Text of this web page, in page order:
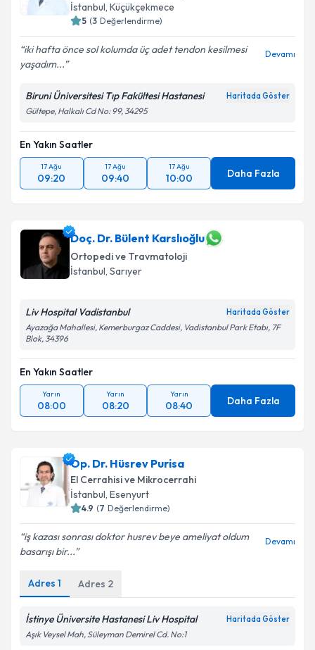
İstanbul, Küçükçekmece
5 (3 Değerlendirme)
iki hafta önce sol kolumda üç adet tendon kesilmesi
yaşadım...
Devamı
Biruni Üniversitesi Tıp Fakültesi Hastanesi Haritada Göster
Gültepe, Halkalı Cd No: 99, 34295
En Yakın Saatler
17 Ağu
09:20
17 Ağu
09:40
17 Ağu
10:00 Daha Fazla
Doç. Dr. Bülent Karslıoğlu
Ortopedi ve Travmatoloji
İstanbul, Sarıyer
Liv Hospital Vadistanbul Haritada Göster
Ayazağa Mahallesi, Kemerburgaz Caddesi, Vadistanbul Park Etabı, 7F
Blok, 34396
En Yakın Saatler
Yarın
08:00
Yarın
08:20
Yarın
08:40 Daha Fazla
Op. Dr. Hüsrev Purisa
El Cerrahisi ve Mikrocerrahi
İstanbul, Esenyurt
4.9 (7 Değerlendirme)
iş kazası sonrası doktor husrev beye ameliyat oldum
basarışı bir...
Devamı
Adres 1 Adres 2
İstinye Üniversite Hastanesi Liv Hospital Haritada Göster
Aşık Veysel Mah, Süleyman Demirel Cd. No:1